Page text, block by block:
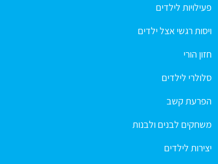
פעילויות לילדים
ויסות רגשי אצל ילדים
חזון הורי
סלולרי לילדים
הפרעת קשב
משחקים לבנים ולבנות
יצירות לילדים